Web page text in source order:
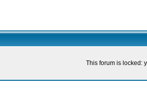
This forum is locked: